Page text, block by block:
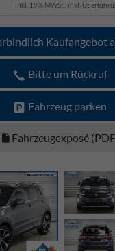
inkl. 19% MWSt., inkl.
Kaufangebot
Bitte um Rückruf
Fahrzeug parken
Fahrzeugexposé